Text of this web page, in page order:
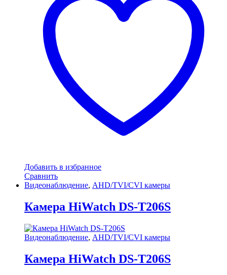
Добавить в избранное
Сравнить
Видеонаблюдение, AHD/TVI/CVI камеры
Камера HiWatch DS-T206S
Видеонаблюдение, AHD/TVI/CVI камеры
Камера HiWatch DS-T206S